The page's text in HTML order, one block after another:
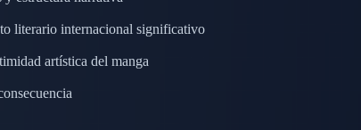
literario internacional significativo
artística del manga